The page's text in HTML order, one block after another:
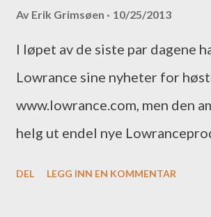
hadde plukket gjedder i grøvre
Av Erik Grimsøen 10/25/2013
I løpet av de siste par dagene
Lowrance sine nyheter for
www.lowrance.com, men den
helg ut endel nye
DEL LEGG INN EN KOMMENTAR